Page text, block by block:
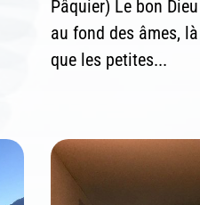
Pâquier) Le bon
au fond des âmes,
que les petites...